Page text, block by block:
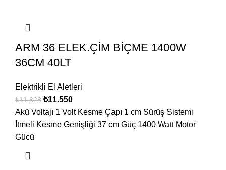
ARM 36 ELEK.ÇİM BİÇME 1400W
36CM 40LT
Elektrikli El Aletleri
₺11.828 ₺11.550
Akü Voltajı 1 Volt Kesme Çapı 1 cm Sürüş Sistemi
İtmeli Kesme Genişliği 37 cm Güç 1400 Watt Motor
Gücü